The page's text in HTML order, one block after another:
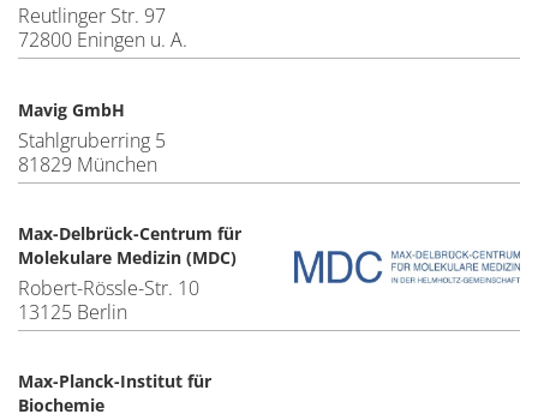
Reutlinger Str. 97
72800 Eningen u. A.
Mavig GmbH
Stahlgruberring 5
81829 München
Max-Delbrück-Centrum für
Molekulare Medizin (MDC)
Robert-Rössle-Str. 10
13125 Berlin
Max-Planck-Institut für
Biochemie